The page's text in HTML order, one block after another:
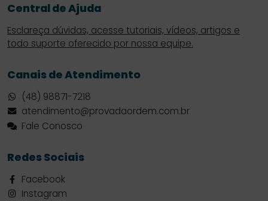
Central de Ajuda
Esclareça dúvidas, acesse tutoriais, vídeos, artigos e
todo suporte oferecido por nossa equipe.
Canais de Atendimento
(48) 98871-7218
atendimento@provadaordem.com.br
Fale Conosco
Redes Sociais
Facebook
Instagram